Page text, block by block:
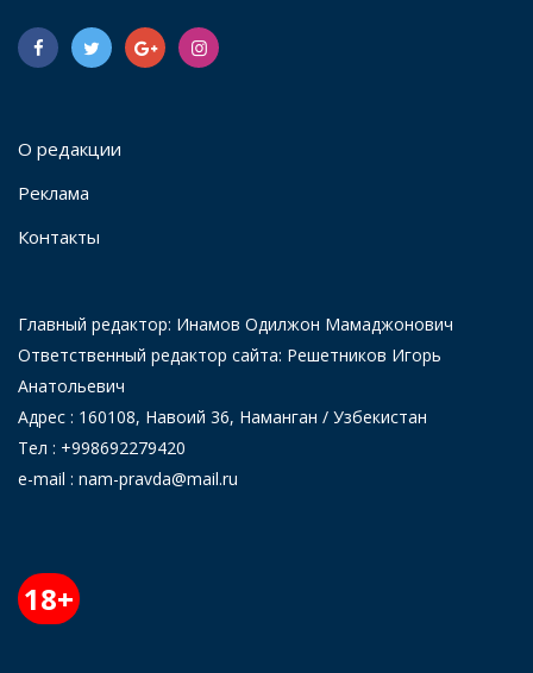
О редакции
Реклама
Контакты
Главный редактор: Инамов Одилжон Мамаджонович
Ответственный редактор сайта: Решетников Игорь
Анатольевич
Адрес : 160108, Навоий 36, Наманган / Узбекистан
Тел : +998692279420
e-mail : nam-pravda@mail.ru
18+